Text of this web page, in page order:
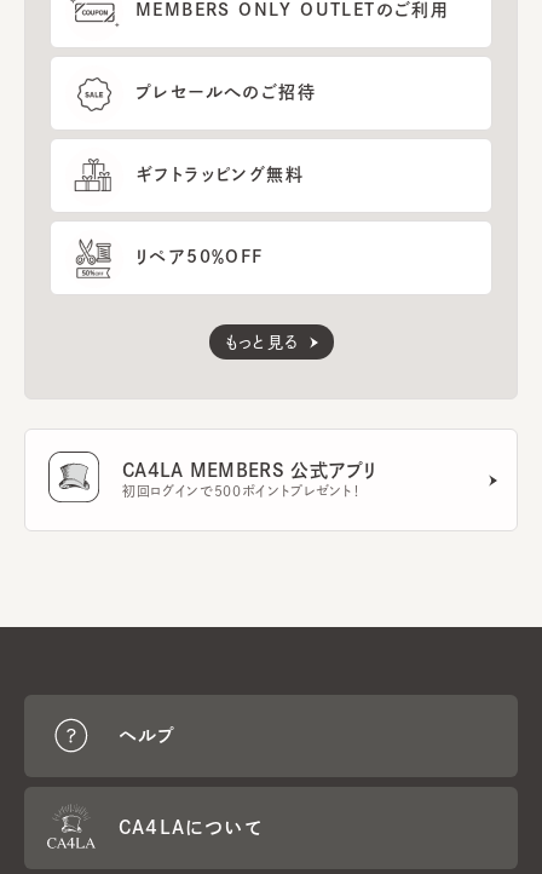
MEMBERS ONLY OUTLETのご利用
プレセールへのご招待
ギフトラッピング無料
リペア50％OFF
もっと見る
CA4LA MEMBERS 公式アプリ
初回ログインで500ポイントプレゼント！
ヘルプ
CA4LAについて